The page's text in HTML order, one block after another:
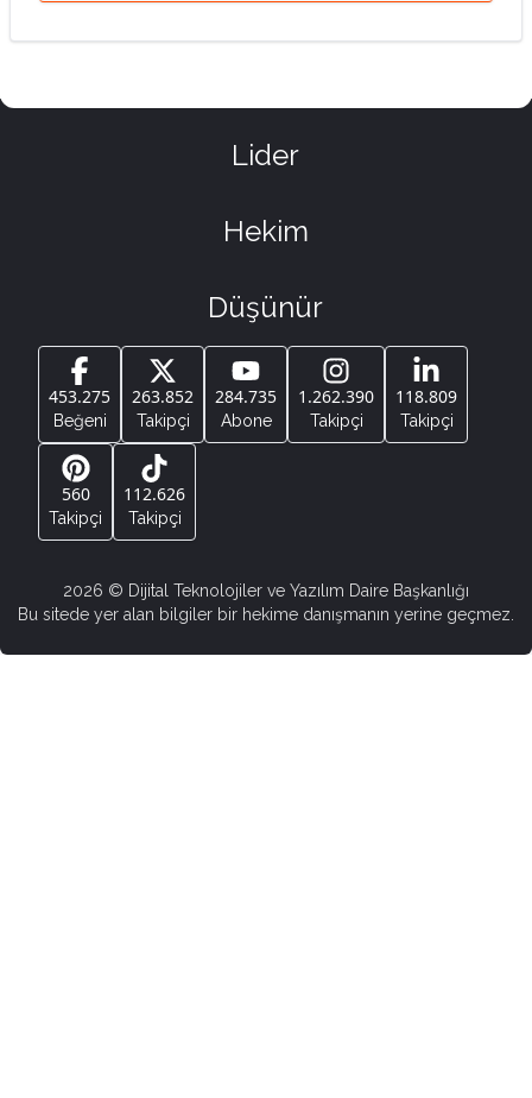
Lider
Hekim
Düşünür
453.275
Beğeni
263.852
Takipçi
284.735
Abone
1.262.390
Takipçi
118.809
Takipçi
560
Takipçi
112.626
Takipçi
2026 © Dijital Teknolojiler ve Yazılım Daire Başkanlığı
Bu sitede yer alan bilgiler bir hekime danışmanın yerine geçmez.